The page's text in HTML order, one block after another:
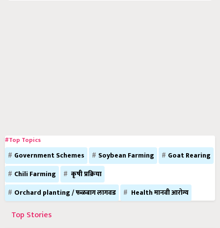
#Top Topics
Government Schemes Soybean Farming
Goat Rearing
Chili Farming
कृषी प्रक्रिया
Orchard planting / फळबाग लागवड
Health मानवी आरोग्य
Top Stories